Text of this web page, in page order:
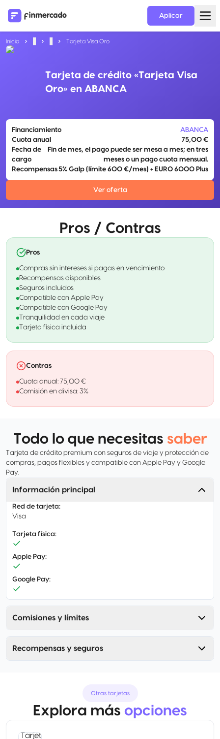
Aplicar
Inicio Tarjeta Visa Oro
Tarjeta de crédito «Tarjeta Visa
Oro» en ABANCA
Financiamiento
ABANCA
Cuota anual
75,00 €
Fecha de
cargo
Fin de mes, el pago puede ser mesa a mes; en tres
meses o un pago cuota mensual.
Recompensas5% Galp (límite 600 €/mes) + EURO 6000 Plus
Ver oferta
Pros / Contras
Pros
Compras sin intereses si pagas en vencimiento
Recompensas disponibles
Seguros incluidos
Compatible con Apple Pay
Compatible con Google Pay
Tranquilidad en cada viaje
Tarjeta física incluida
Contras
Cuota anual: 75,00 €
Comisión en divisa: 3%
Todo lo que necesitas saber
Tarjeta de crédito premium con seguros de viaje y protección de
compras, pagos flexibles y compatible con Apple Pay y Google
Pay.
Información principal
Red de tarjeta:
Visa
Tarjeta física:
Apple Pay:
Google Pay:
Comisiones y límites
Recompensas y seguros
Otras tarjetas
Explora más opciones